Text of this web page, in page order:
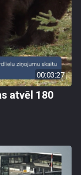
00:03:27
atvēl 180